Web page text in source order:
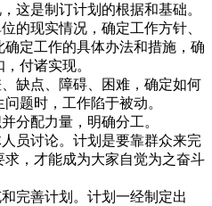
这是制订计划的根据和基础。
的现实情况，确定工作方针、
定工作的具体办法和措施，确
付诸实现。
缺点、障碍、困难，确定如何
题时，工作陷于被动。
分配力量，明确分工。
员讨论。计划是要靠群众来完
，才能成为大家自觉为之奋斗
完善计划。计划一经制定出